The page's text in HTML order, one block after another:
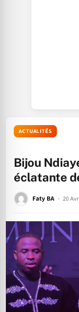
ACTUALITÉS
Bijou
éclatante
Faty BA 20